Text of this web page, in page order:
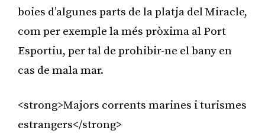
boies d’algunes parts de la platja del Miracle,
com per exemple la més pròxima al Port
Esportiu, per tal de prohibir-ne el bany en
cas de mala mar.
<strong>Majors corrents marines i turismes
estrangers</strong>